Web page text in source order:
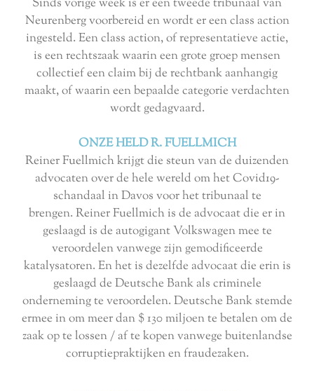
Sinds vorige week is er een tweede tribunaal van
Neurenberg voorbereid en wordt er een class action
ingesteld. Een class action, of representatieve actie,
is een rechtszaak waarin een grote groep mensen
collectief een claim bij de rechtbank aanhangig
maakt, of waarin een bepaalde categorie verdachten
wordt gedagvaard.
ONZE HELD R. FUELLMICH
Reiner Fuellmich krijgt die steun van de duizenden
advocaten over de hele wereld om het Covid19-
schandaal in Davos voor het tribunaal te
brengen. Reiner Fuellmich is de advocaat die er in
geslaagd is de autogigant Volkswagen mee te
veroordelen vanwege zijn gemodificeerde
katalysatoren. En het is dezelfde advocaat die erin is
geslaagd de Deutsche Bank als criminele
onderneming te veroordelen. Deutsche Bank stemde
ermee in om meer dan $ 130 miljoen te betalen om de
zaak op te lossen / af te kopen vanwege buitenlandse
corruptiepraktijken en fraudezaken.